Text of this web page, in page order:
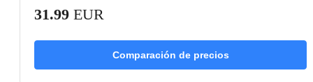
31.99 EUR
Comparación de precios